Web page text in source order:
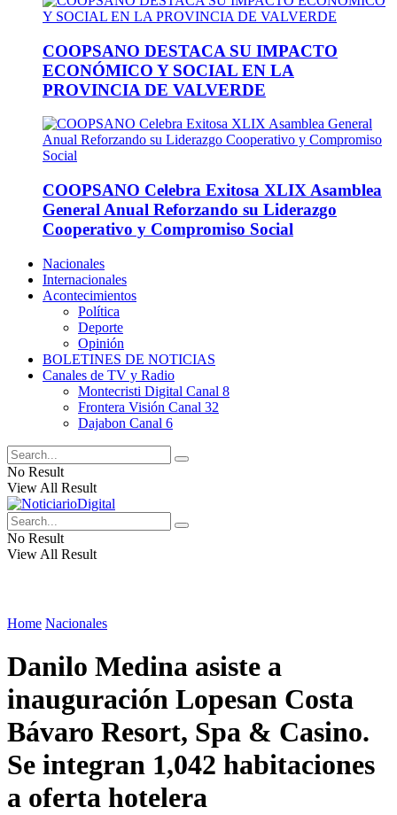
COOPSANO DESTACA SU IMPACTO
ECONÓMICO Y SOCIAL EN LA
PROVINCIA DE VALVERDE
COOPSANO Celebra Exitosa XLIX Asamblea
General Anual Reforzando su Liderazgo
Cooperativo y Compromiso Social
Nacionales
Internacionales
Acontecimientos
Política
Deporte
Opinión
BOLETINES DE NOTICIAS
Canales de TV y Radio
Montecristi Digital Canal 8
Frontera Visión Canal 32
Dajabon Canal 6
No Result
View All Result
No Result
View All Result
Home Nacionales
Danilo Medina asiste a
inauguración Lopesan Costa
Bávaro Resort, Spa & Casino.
Se integran 1,042 habitaciones
a oferta hotelera